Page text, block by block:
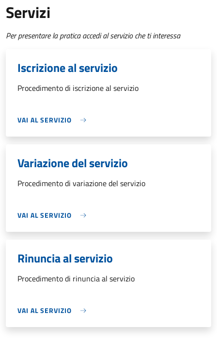
Servizi
Per presentare la pratica accedi al servizio che ti interessa
Iscrizione al servizio
Procedimento di iscrizione al servizio
VAI AL SERVIZIO
Variazione del servizio
Procedimento di variazione del servizio
VAI AL SERVIZIO
Rinuncia al servizio
Procedimento di rinuncia al servizio
VAI AL SERVIZIO